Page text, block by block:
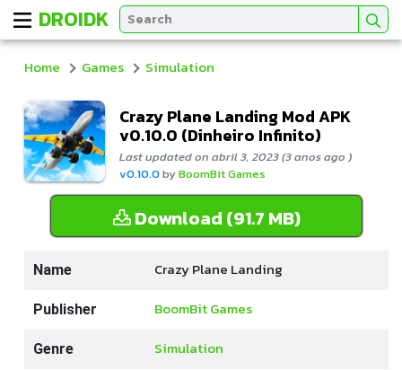
DROIDK
Home Games Simulation
Crazy Plane Landing Mod APK
v0.10.0 (Dinheiro Infinito)
Last updated on abril 3, 2023 (3 anos ago )
v0.10.0 byBoomBit Games
Download (91.7 MB)
Name Crazy Plane Landing
Publisher BoomBit Games
Genre Simulation